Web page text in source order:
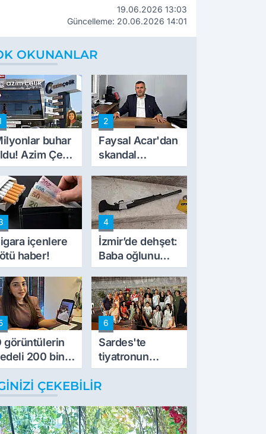
19.06.2026 13:03
Güncelleme: 20.06.2026 14:01
OKUNANLAR
buhar
Azim Çelik
mağduru
kez konuştu
2
Faysal Acar'dan
skandal
açıklamalar:
'Haluk Levent
peynircilerimizi
de kıskaca aldı,
müdahale ettik'
içenlere
haber!
4
İzmir’de dehşet:
Baba oğlunu
vurdu
görüntülerin
200 bin
6
Sardes'te
tiyatronun
imece ruhu
binlerce yıllık
ÇEKEBILIR